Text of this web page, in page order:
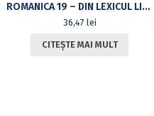
ROMANICA 19 – DIN LEXICUL LIMBII ROMÂNE VECHI (ŞI NU NUMAI)
36,47 lei
CITEȘTE MAI MULT